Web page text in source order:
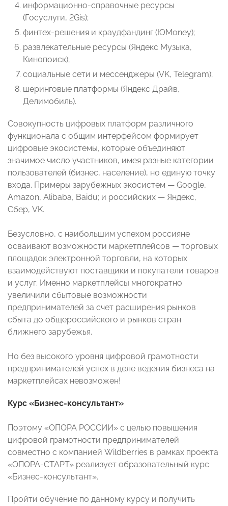
информационно-справочные ресурсы
(Госуслуги, 2Gis);
финтех-решения и краудфандинг (ЮMoney);
развлекательные ресурсы (Яндекс Музыка,
Кинопоиск);
социальные сети и мессенджеры (VK, Telegram);
шеринговые платформы (Яндекс Драйв,
Делимобиль).
Совокупность цифровых платформ различного
функционала с общим интерфейсом формирует
цифровые экосистемы, которые объединяют
значимое число участников, имея разные категории
пользователей (бизнес, население), но единую точку
входа. Примеры зарубежных экосистем — Google,
Amazon, Аlibaba, Baidu; и российских — Яндекс,
Сбер, VK.
Безусловно, с наибольшим успехом россияне
осваивают возможности маркетплейсов — торговых
площадок электронной торговли, на которых
взаимодействуют поставщики и покупатели товаров
и услуг. Именно маркетплейсы многократно
увеличили сбытовые возможности
предпринимателей за счет расширения рынков
сбыта до общероссийского и рынков стран
ближнего зарубежья.
Но без высокого уровня цифровой грамотности
предпринимателей успех в деле ведения бизнеса на
маркетплейсах невозможен!
Курс «Бизнес-консультант»
Поэтому «ОПОРА РОССИИ» с целью повышения
цифровой грамотности предпринимателей
совместно с компанией Wildberries в рамках проекта
«ОПОРА-СТАРТ» реализует образовательный курс
«Бизнес-консультант».
Пройти обучение по данному курсу и получить